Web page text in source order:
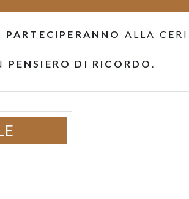
PARTECIPERANNO ALLA
PENSIERO DI RICORDO.